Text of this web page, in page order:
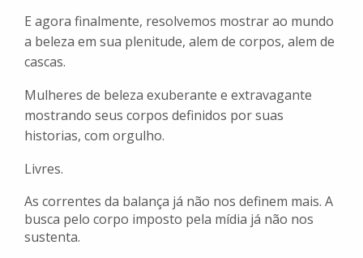
E agora finalmente, resolvemos mostrar ao mundo
a beleza em sua plenitude, alem de corpos, alem de
cascas.
Mulheres de beleza exuberante e extravagante
mostrando seus corpos definidos por suas
historias, com orgulho.
Livres.
As correntes da balança já não nos definem mais. A
busca pelo corpo imposto pela mídia já não nos
sustenta.